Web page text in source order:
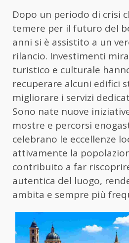
Dopo un periodo di crisi
temere per il futuro del
anni si è assistito a un
rilancio. Investimenti
turistico e culturale
recuperare alcuni edifici
migliorare i servizi
Sono nate nuove
mostre e percorsi
celebrano le eccellenze
attivamente la
contribuito a far
autentica del luogo,
ambita e sempre più